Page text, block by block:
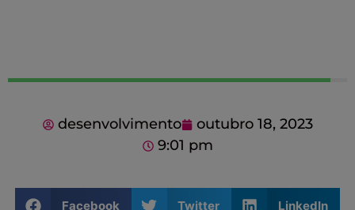
vidas - Apartamento -
Amil One S1500 R2 - 30 a 99
vidas - Apartamento -
30%
desenvolvimento
outubro 18, 2023
9:01 pm
Facebook Twitter LinkedIn